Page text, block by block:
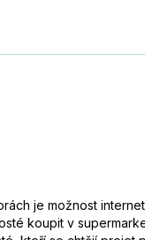
je možnost
koupit v